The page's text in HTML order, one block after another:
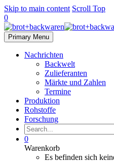
Skip to main content Scroll Top
0
Primary Menu
Nachrichten
Backwelt
Zulieferanten
Märkte und Zahlen
Termine
Produktion
Rohstoffe
Forschung
0
Warenkorb
Es befinden sich